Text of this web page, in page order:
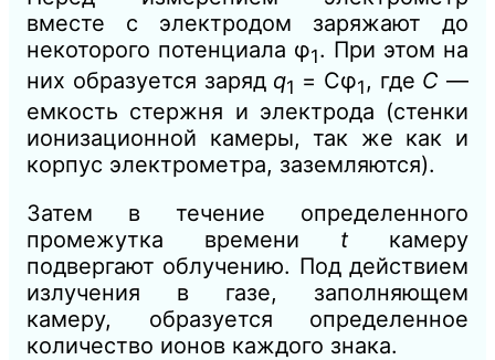
вместе с электродом заряжают до
некоторого потенциала φ1. При этом на
них образуется заряд q1 = Сφ1 , где С —
емкость стержня и электрода (стенки
ионизационной камеры, так же как и
корпус электрометра, заземляются).
Затем в течение определенного
промежутка времени t камеру
подвергают облучению. Под действием
излучения в газе, заполняющем
камеру, образуется определенное
количество ионов каждого знака.